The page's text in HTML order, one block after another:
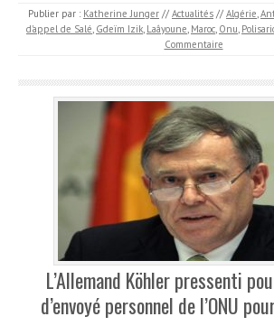
Publier par : Katherine Junger // Actualités // Algérie,
d'appel de Salé, Gdeïm Izik, Laâyoune, Maroc, Onu,
Commentaire
L’Allemand Köhler pressenti
d’envoyé personnel de l’ONU